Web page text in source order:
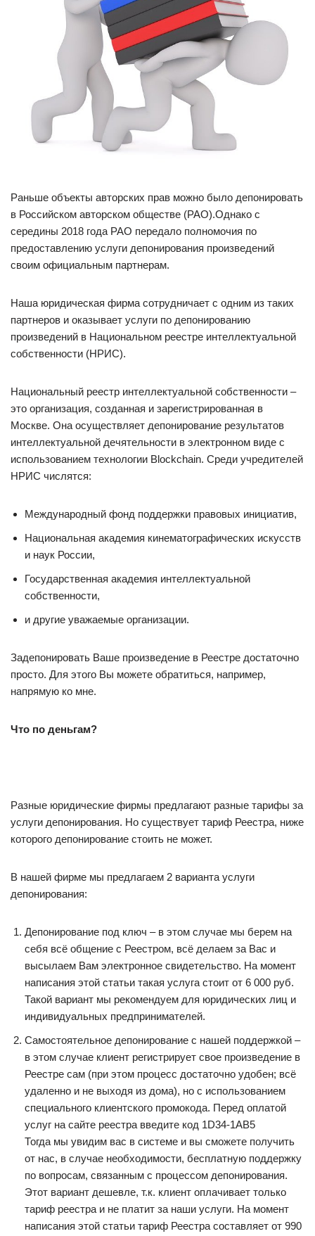
Раньше объекты авторских прав можно было депонировать
в Российском авторском обществе (РАО).Однако с
середины 2018 года РАО передало полномочия по
предоставлению услуги депонирования произведений
своим официальным партнерам.
Наша юридическая фирма сотрудничает с одним из таких
партнеров и оказывает услуги по депонированию
произведений в Национальном реестре интеллектуальной
собственности (НРИС).
Национальный реестр интеллектуальной собственности –
это организация, созданная и зарегистрированная в
Москве. Она осуществляет депонирование результатов
интеллектуальной дечятельности в электронном виде с
использованием технологии Blockchain. Среди учредителей
НРИС числятся:
​Международный фонд поддержки правовых инициатив,
​Национальная академия кинематографических искусств
и наук России,
​Государственная академия интеллектуальной
собственности,
​и другие уважаемые организации.
Задепонировать Ваше произведение в Реестре достаточно
просто. Для этого Вы можете обратиться, например,
напрямую ко мне.
Что по деньгам?
Разные юридические фирмы предлагают разные тарифы за
услуги депонирования. Но существует тариф Реестра, ниже
которого депонирование стоить не может.
В нашей фирме мы предлагаем 2 варианта услуги
депонирования:
Депонирование под ключ – в этом случае мы берем на
себя всё общение с Реестром, всё делаем за Вас и
высылаем Вам электронное свидетельство. На момент
написания этой статьи такая услуга стоит от 6 000 руб.
Такой вариант мы рекомендуем для юридических лиц и
индивидуальных предпринимателей.
Самостоятельное депонирование с нашей поддержкой –
в этом случае клиент регистрирует свое произведение в
Реестре сам (при этом процесс достаточно удобен; всё
удаленно и не выходя из дома), но с использованием
специального клиентского промокода. Перед оплатой
услуг на сайте реестра введите код 1D34-1AB5
Тогда мы увидим вас в системе и вы сможете получить
от нас, в случае необходимости, бесплатную поддержку
по вопросам, связанным с процессом депонирования.
Этот вариант дешевле, т.к. клиент оплачивает только
тариф реестра и не платит за наши услуги. На момент
написания этой статьи тариф Реестра составляет от 990